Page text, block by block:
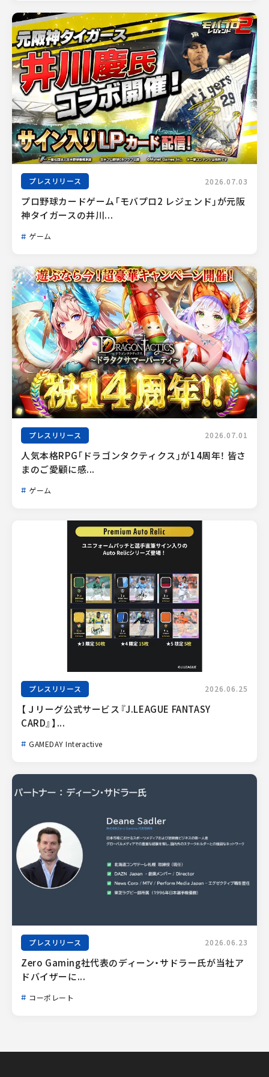
プレスリリース 2026.07.03
プロ野球カードゲーム「モバプロ2 レジェンド」が元阪
神タイガースの井川...
ゲーム
プレスリリース 2026.07.01
人気本格RPG「ドラゴンタクティクス」が14周年！ 皆さ
まのご愛顧に感...
ゲーム
プレスリリース 2026.06.25
【Ｊリーグ公式サービス『J.LEAGUE FANTASY
CARD』】...
GAMEDAY Interactive
プレスリリース 2026.06.23
Zero Gaming社代表のディーン・サドラー氏が当社ア
ドバイザーに...
コーポレート